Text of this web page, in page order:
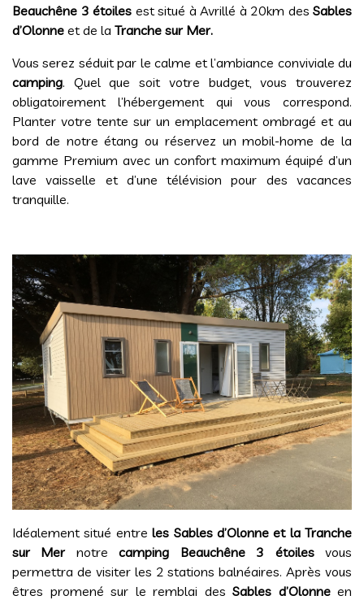
Beauchêne 3 étoiles est situé à Avrillé à 20km des Sables
d’Olonne et de la Tranche sur Mer.
Vous serez séduit par le calme et l’ambiance conviviale du
camping. Quel que soit votre budget, vous trouverez
obligatoirement l’hébergement qui vous correspond.
Planter votre tente sur un emplacement ombragé et au
bord de notre étang ou réservez un mobil-home de la
gamme Premium avec un confort maximum équipé d’un
lave vaisselle et d’une télévision pour des vacances
tranquille.
Idéalement situé entreles Sables d’Olonne et la Tranche
sur Mernotrecamping Beauchêne 3 étoilesvous
permettra de visiter les 2 stations balnéaires. Après vous
êtres promené sur le remblai des Sables d’Olonneen